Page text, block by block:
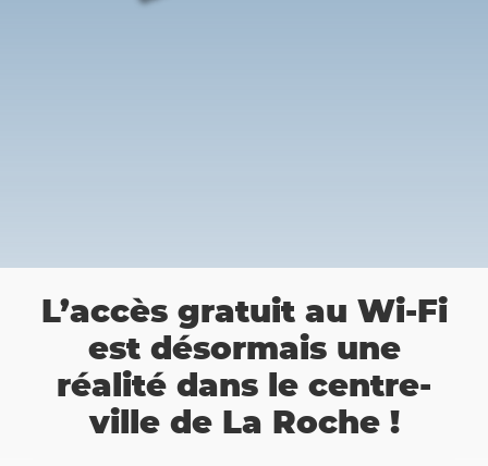
L’accès gratuit au Wi-Fi
est désormais une
réalité dans le centre-
ville de La Roche !